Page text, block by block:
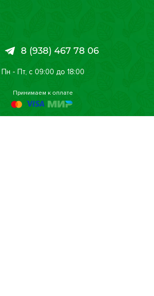
8 (938) 467 78 06
Пн - Пт, с 09:00 до 18:00
Принимаем к оплате